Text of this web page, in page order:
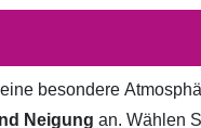
besondere
Neigung an. Wählen